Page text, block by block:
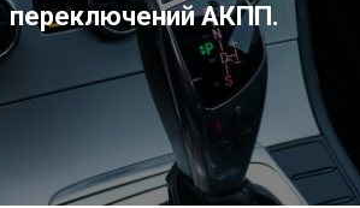
переключений АКПП.